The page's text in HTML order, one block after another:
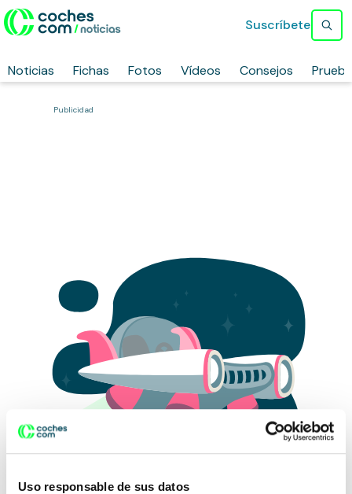
Uso responsable de sus datos
Noticias Fichas Fotos Vídeos Consejos
Suscríbete
Publicidad